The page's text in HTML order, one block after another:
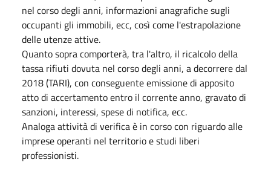
nel corso degli anni, informazioni anagrafiche sugli
occupanti gli immobili, ecc, così come l'estrapolazione
delle utenze attive.
Quanto sopra comporterà, tra l'altro, il ricalcolo della
tassa rifiuti dovuta nel corso degli anni, a decorrere dal
2018 (TARI), con conseguente emissione di apposito
atto di accertamento entro il corrente anno, gravato di
sanzioni, interessi, spese di notifica, ecc.
Analoga attività di verifica è in corso con riguardo alle
imprese operanti nel territorio e studi liberi
professionisti.